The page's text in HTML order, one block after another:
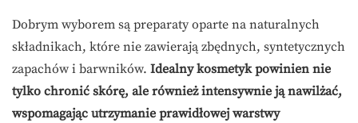
Dobrym wyborem są preparaty oparte na naturalnych
składnikach, które nie zawierają zbędnych, syntetycznych
zapachów i barwników. Idealny kosmetyk powinien nie
tylko chronić skórę, ale również intensywnie ją nawilżać,
wspomagając utrzymanie prawidłowej warstwy